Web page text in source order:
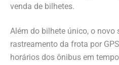
venda de bilhetes.
Além do bilhete único, o novo
rastreamento da frota por
horários dos ônibus em